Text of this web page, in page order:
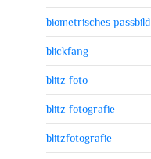
biometrisches passbild
blickfang
blitz foto
blitz fotografie
blitzfotografie